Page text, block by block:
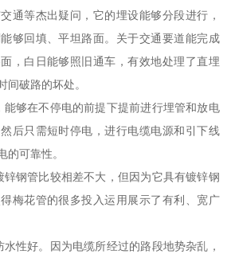
通等杰出疑问，它的埋设能够分段进行，
够回填、平坦路面。关于交通要道能完成
，白日能够照旧通车，有效地处理了直埋
间破路的坏处。
能够在不停电的前提下提前进行埋管和放电
后只需短时停电，进行电缆电源和引下线
的可靠性。
锌钢管比较相差不大，但因为它具有镀锌钢
梅花管的很多投入运用展示了有利、宽广
水性好。因为电缆所经过的路段地势杂乱，